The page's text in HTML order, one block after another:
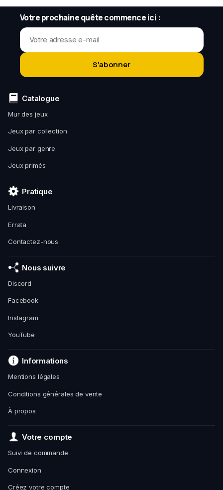
Votre prochaine quête commence ici :
S'abonner
Catalogue
Mur des jeux
Jeux par collection
Jeux par genre
Jeux primés
Pratique
Livraison
Errata
Contactez-nous
Nous suivre
Discord
Facebook
Instagram
YouTube
Informations
Mentions légales
Conditions générales de vente
À propos
Votre compte
Suivi de commande
Connexion
Créez votre compte